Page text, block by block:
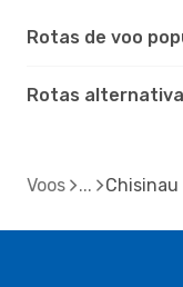
Rotas de voo
Rotas
Voos